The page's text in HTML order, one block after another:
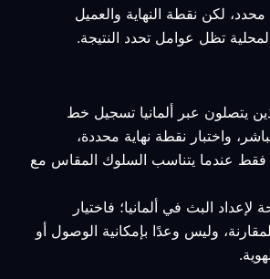
لكن نقطة النهاية والعميل
تظل عوامل تحدد النتيجة.
يتصلون عبر ألمانيا تسجيل خط
واختبار نقطة نهاية محددة،
فقط عندما يتناسب السلوك المقاس مع
البث في ألمانيا؛ فاختيار
وليس وعدًا بإمكانية الوصول أو